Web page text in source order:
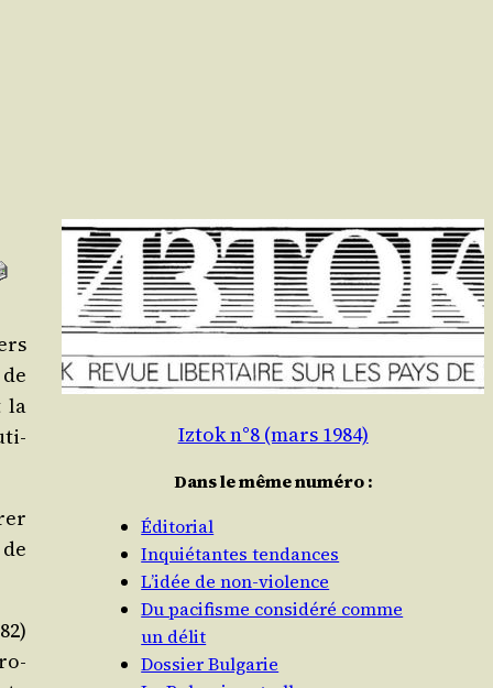
la
Iztok n°8 (mars 1984)
Dans le même numéro :
Éditorial
Inquiétantes tendances
L’idée de non-violence
Du pacifisme considéré comme
un délit
Dossier Bulgarie